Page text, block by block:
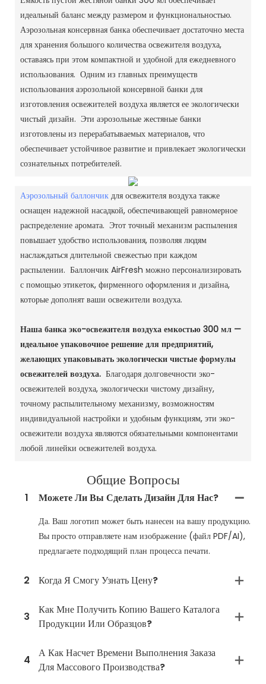
идеальный баланс между размером и функциональностью.
Аэрозольная консервная банка обеспечивает достаточно места
для хранения большого количества освежителя воздуха,
оставаясь при этом компактной и удобной для ежедневного
использования. Одним из главных преимуществ
использования аэрозольной консервной банки для
изготовления освежителей воздуха является ее экологически
чистый дизайн. Эти аэрозольные жестяные банки
изготовлены из перерабатываемых материалов, что
обеспечивает устойчивое развитие и привлекает экологически
сознательных потребителей.
Аэрозольный баллончикдля освежителя воздуха также
оснащен надежной насадкой, обеспечивающей равномерное
распределение аромата. Этот точный механизм распыления
повышает удобство использования, позволяя людям
наслаждаться длительной свежестью при каждом
распылении. Баллончик AirFresh можно персонализировать
с помощью этикеток, фирменного оформления и дизайна,
которые дополнят ваши освежители воздуха.
Наша банка эко-освежителя воздуха емкостью 300 мл —
идеальное упаковочное решение для предприятий,
желающих упаковывать экологически чистые формулы
освежителей воздуха. Благодаря долговечности эко-
освежителей воздуха, экологически чистому дизайну,
точному распылительному механизму, возможностям
индивидуальной настройки и удобным функциям, эти эко-
освежители воздуха являются обязательными компонентами
любой линейки освежителей воздуха.
Общие Вопросы
1 Можете Ли Вы Сделать Дизайн Для Нас?
Да. Ваш логотип может быть нанесен на вашу продукцию.
Вы просто отправляете нам изображение (файл PDF/AI),
предлагаете подходящий план процесса печати.
2 Когда Я Смогу Узнать Цену?
3
Как Мне Получить Копию Вашего Каталога
Продукции Или Образцов?
4
А Как Насчет Времени Выполнения Заказа
Для Массового Производства?